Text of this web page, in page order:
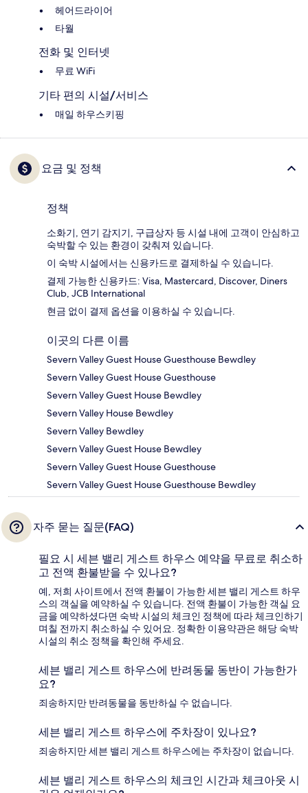
헤어드라이어
타월
전화 및 인터넷
무료 WiFi
기타 편의 시설/서비스
매일 하우스키핑
요금 및 정책
정책
소화기, 연기 감지기, 구급상자 등 시설 내에 고객이 안심하고
숙박할 수 있는 환경이 갖춰져 있습니다.
이 숙박 시설에서는 신용카드로 결제하실 수 있습니다.
결제 가능한 신용카드: Visa, Mastercard, Discover, Diners
Club, JCB International
현금 없이 결제 옵션을 이용하실 수 있습니다.
이곳의 다른 이름
Severn Valley Guest House Guesthouse Bewdley
Severn Valley Guest House Guesthouse
Severn Valley Guest House Bewdley
Severn Valley House Bewdley
Severn Valley Bewdley
Severn Valley Guest House Bewdley
Severn Valley Guest House Guesthouse
Severn Valley Guest House Guesthouse Bewdley
자주 묻는 질문(FAQ)
필요 시 세븐 밸리 게스트 하우스 예약을 무료로 취소하
고 전액 환불받을 수 있나요?
예, 저희 사이트에서 전액 환불이 가능한 세븐 밸리 게스트 하우
스의 객실을 예약하실 수 있습니다. 전액 환불이 가능한 객실 요
금을 예약하셨다면 숙박 시설의 체크인 정책에 따라 체크인하기
며칠 전까지 취소하실 수 있어요. 정확한 이용약관은 해당 숙박
시설의 취소 정책을 확인해 주세요.
세븐 밸리 게스트 하우스에 반려동물 동반이 가능한가
요?
죄송하지만 반려동물을 동반하실 수 없습니다.
세븐 밸리 게스트 하우스에 주차장이 있나요?
죄송하지만 세븐 밸리 게스트 하우스에는 주차장이 없습니다.
세븐 밸리 게스트 하우스의 체크인 시간과 체크아웃 시